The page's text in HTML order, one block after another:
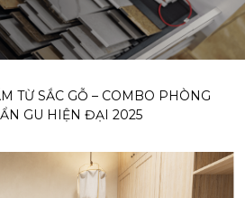
TỪ SẮC GỖ – COMBO PHÒNG
GU HIỆN ĐẠI 2025